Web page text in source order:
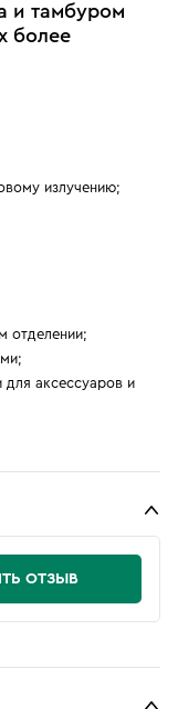
и тамбуром
более
излучению;
отделении;
для аксессуаров и
ОТЗЫВ